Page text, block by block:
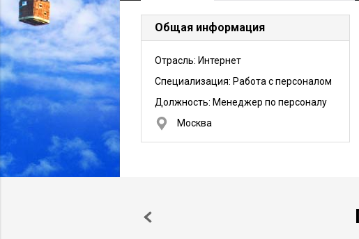
Общая информация
Отрасль: Интернет
Специализация: Работа с персоналом
Должность: Менеджер по персоналу
Москва